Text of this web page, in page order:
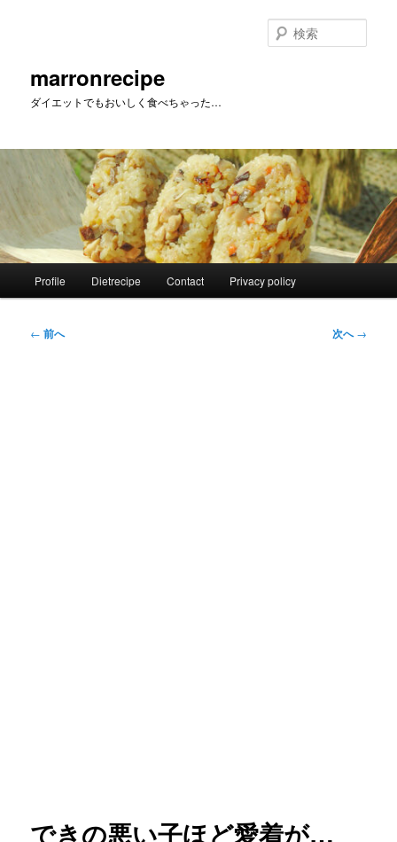
へ
marronrecipe
ダイエットでもおいしく食べちゃった…
索
Profile Dietrecipe Contact Privacy policy
投
← 前へ 次へ→
できの悪い子ほど愛着が…